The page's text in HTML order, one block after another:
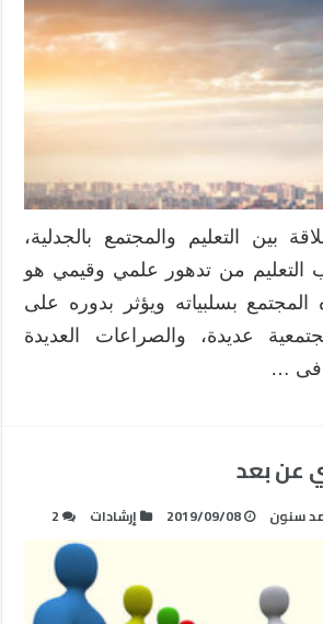
بين التعليم والمجتمع بالجدلية،
التعليم من تدهور علمي وقيمي هو
المجتمع بسلبياته ويؤثر بدوره على
عديدة، والصراعات العديدة
فى …
عن بعد
سنون 2019/09/08 إرشادات 2